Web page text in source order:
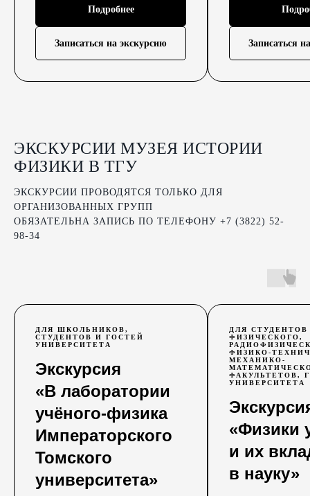
Подробнее
Записаться на экскурсию Записаться
ЭКСКУРСИИ МУЗЕЯ ИСТОРИИ
ФИЗИКИ В ТГУ
ЭКСКУРСИИ ПРОВОДЯТСЯ ТОЛЬКО ДЛЯ
ОРГАНИЗОВАННЫХ ГРУПП
ОБЯЗАТЕЛЬНА ЗАПИСЬ ПО ТЕЛЕФОНУ +7 (3822) 52-
98-34
ДЛЯ ШКОЛЬНИКОВ,
СТУДЕНТОВ И ГОСТЕЙ
УНИВЕРСИТЕТА
Экскурсия
«В лаборатории
учёного-физика
Императорского
Томского
университета»
ДЛЯ СТУДЕНТОВ
ФИЗИЧЕСКОГО,
ФИЗИКО-
МЕХАНИКО-
ФАКУЛЬТЕТОВ,
УНИВЕРСИТЕТА
«Физики
и их
в науку»